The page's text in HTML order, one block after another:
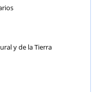
y de la Tierra